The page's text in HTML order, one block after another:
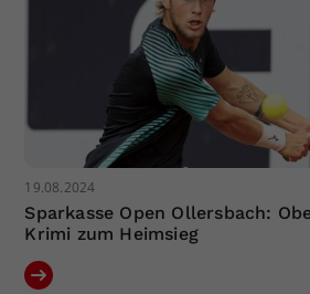
19.08.2024
Sparkasse Open Ollersbach:
Krimi zum Heimsieg